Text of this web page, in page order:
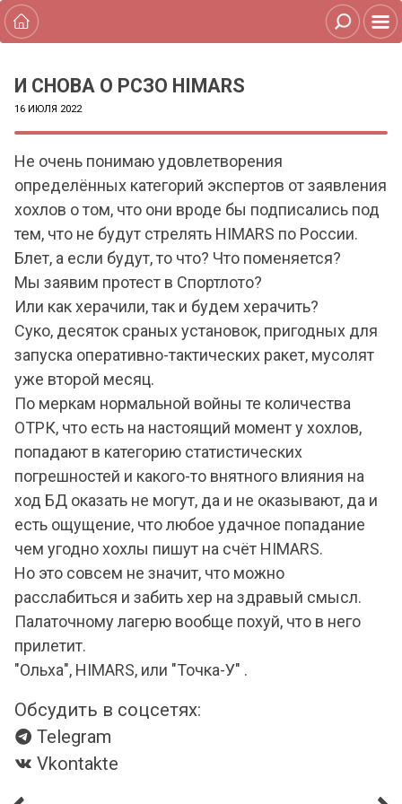
И СНОВА О РСЗО HIMARS
16 ИЮЛЯ 2022
Не очень понимаю удовлетворения
определённых категорий экспертов от заявления
хохлов о том, что они вроде бы подписались под
тем, что не будут стрелять HIMARS по России.
Блет, а если будут, то что? Что поменяется?
Мы заявим протест в Спортлото?
Или как херачили, так и будем херачить?
Суко, десяток сраных установок, пригодных для
запуска оперативно-тактических ракет, мусолят
уже второй месяц.
По меркам нормальной войны те количества
ОТРК, что есть на настоящий момент у хохлов,
попадают в категорию статистических
погрешностей и какого-то внятного влияния на
ход БД оказать не могут, да и не оказывают, да и
есть ощущение, что любое удачное попадание
чем угодно хохлы пишут на счёт HIMARS.
Но это совсем не значит, что можно
расслабиться и забить хер на здравый смысл.
Палаточному лагерю вообще похуй, что в него
прилетит.
"Ольха", HIMARS, или "Точка-У" .
Обсудить в соцсетях:
Telegram
Vkontakte